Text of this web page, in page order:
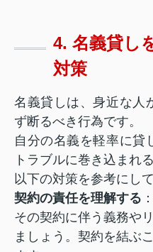
4. 名義貸し
対策
名義貸しは、身近な人
ず断るべき行為です。
自分の名義を軽率に貸
トラブルに巻き込まれ
以下の対策を参考にし
契約の責任を理解する
その契約に伴う義務や
ましょう。契約を結ぶ